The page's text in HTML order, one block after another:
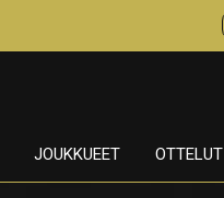
JOUKKUEET OTTELUT